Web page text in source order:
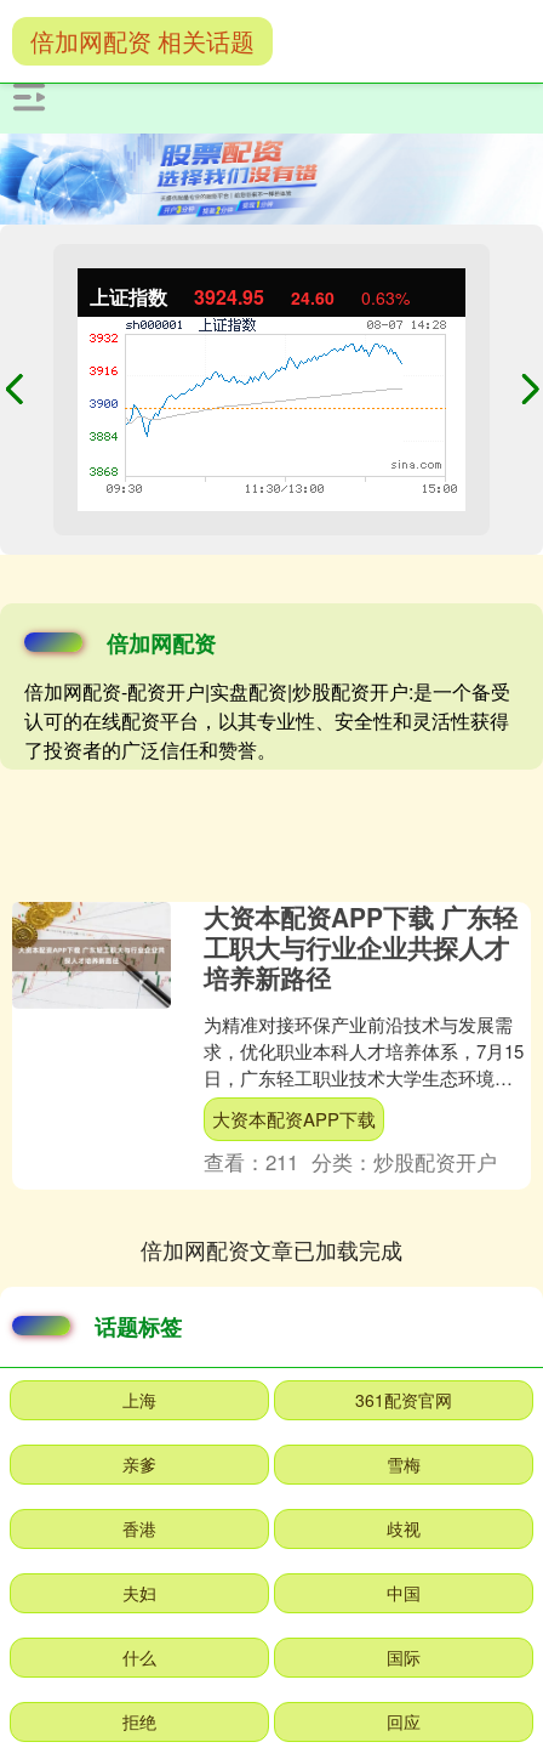
上证指数 3924.95 24.60 0.63%
倍加网配资
倍加网配资-配资开户|实盘配资|炒股配资开户:是一个备受
认可的在线配资平台，以其专业性、安全性和灵活性获得
了投资者的广泛信任和赞誉。
倍加网配资 相关话题
大资本配资APP下载 广东轻
工职大与行业企业共探人才
培养新路径
为精准对接环保产业前沿技术与发展需
求，优化职业本科人才培养体系，7月15
日，广东轻工职业技术大学生态环境技
术学院院长黄华枝率队到访广东省环境
保护产业协会（下称粤....
大资本配资APP下载
查看：211 分类：炒股配资开户
倍加网配资文章已加载完成
话题标签
上海 361配资官网
亲爹 雪梅
香港 歧视
夫妇 中国
什么 国际
拒绝 回应